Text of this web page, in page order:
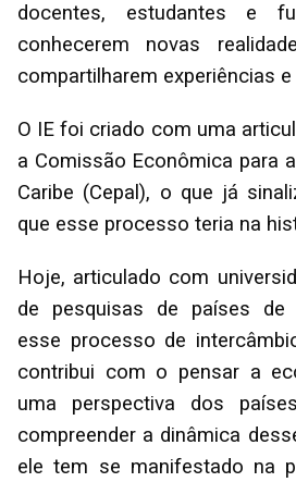
docentes, estudantes e
conhecerem novas
compartilharem experiências
O IE foi criado com uma
a Comissão Econômica para
Caribe (Cepal), o que já
que esse processo teria na
Hoje, articulado com
de pesquisas de países de
esse processo de
contribui com o pensar a
uma perspectiva dos
compreender a dinâmica
ele tem se manifestado na